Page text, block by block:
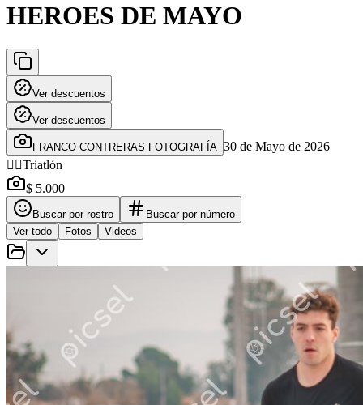
HEROES DE MAYO
Ver descuentos
Ver descuentos
FRANCO CONTRERAS FOTOGRAFÍA 30 de Mayo de 2026
🚴‍♂️Triatlón
$ 5.000
Buscar por rostro
Buscar por número
Ver todo
Fotos Videos